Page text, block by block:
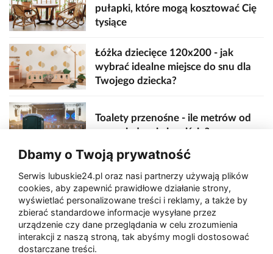
pułapki, które mogą kosztować Cię
tysiące
Łóżka dziecięce 120x200 - jak
wybrać idealne miejsce do snu dla
Twojego dziecka?
Toalety przenośne - ile metrów od
sceny, jedzenia i wejścia?
Zaatakował seniora na "kwadracie"
Akcja po pożarze w Gorzowie.
Ruszyła rozbiórka ściany spalonej
Dbamy o Twoją prywatność
Serwis lubuskie24.pl oraz nasi partnerzy używają plików
cookies, aby zapewnić prawidłowe działanie strony,
wyświetlać personalizowane treści i reklamy, a także by
zbierać standardowe informacje wysyłane przez
urządzenie czy dane przeglądania w celu zrozumienia
interakcji z naszą stroną, tak abyśmy mogli dostosować
dostarczane treści.